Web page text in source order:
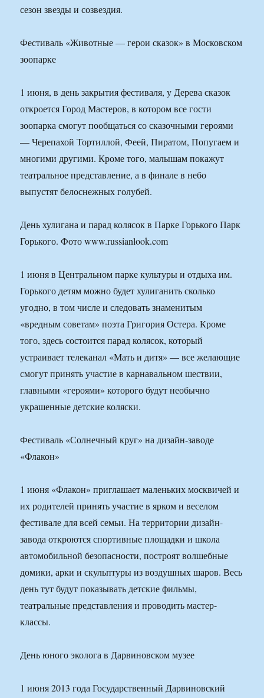
сезон звезды и созвездия.
Фестиваль «Животные — герои сказок» в Московском
зоопарке
1 июня, в день закрытия фестиваля, у Дерева сказок
откроется Город Мастеров, в котором все гости
зоопарка смогут пообщаться со сказочными героями
— Черепахой Тортиллой, Феей, Пиратом, Попугаем и
многими другими. Кроме того, малышам покажут
театральное представление, а в финале в небо
выпустят белоснежных голубей.
День хулигана и парад колясок в Парке Горького Парк
Горького. Фото www.russianlook.com
1 июня в Центральном парке культуры и отдыха им.
Горького детям можно будет хулиганить сколько
угодно, в том числе и следовать знаменитым
«вредным советам» поэта Григория Остера. Кроме
того, здесь состоится парад колясок, который
устраивает телеканал «Мать и дитя» — все желающие
смогут принять участие в карнавальном шествии,
главными «героями» которого будут необычно
украшенные детские коляски.
Фестиваль «Солнечный круг» на дизайн-заводе
«Флакон»
1 июня «Флакон» приглашает маленьких москвичей и
их родителей принять участие в ярком и веселом
фестивале для всей семьи. На территории дизайн-
завода откроются спортивные площадки и школа
автомобильной безопасности, построят волшебные
домики, арки и скульптуры из воздушных шаров. Весь
день тут будут показывать детские фильмы,
театральные представления и проводить мастер-
классы.
День юного эколога в Дарвиновском музее
1 июня 2013 года Государственный Дарвиновский